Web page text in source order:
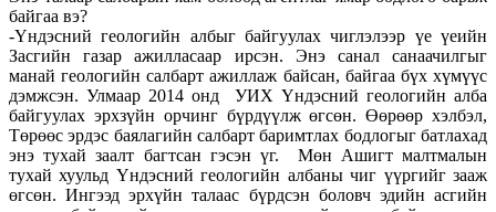
байгаа вэ?
-Үндэсний геологийн албыг байгуулах чиглэлээр үе үеийн
Засгийн газар ажилласаар ирсэн. Энэ санал санаачилгыг
манай геологийн салбарт ажиллаж байсан, байгаа бүх хүмүүс
дэмжсэн. Улмаар 2014 онд УИХ Үндэсний геологийн алба
байгуулах эрхзүйн орчинг бүрдүүлж өгсөн. Өөрөөр хэлбэл,
Төрөөс эрдэс баялагийн салбарт баримтлах бодлогыг батлахад
энэ тухай заалт багтсан гэсэн үг. Мөн Ашигт малтмалын
тухай хуульд Үндэсний геологийн албаны чиг үүргийг зааж
өгсөн. Ингээд эрхүйн талаас бүрдсэн боловч эдийн асгийн